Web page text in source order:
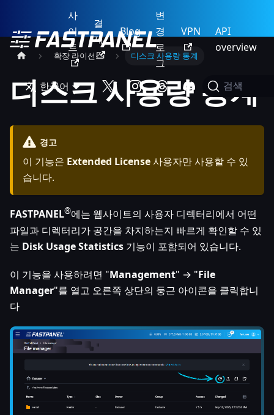
사
이
트
결
제
Blog
변
경
로
그
VPN
API
overview
한국어 검색
확장 라이선스 디스크 사용량 통계
디스크 사용량 통계
경고
이 기능은 Extended License사용자만 사용할 수 있
습니다.
FASTPANEL®에는 웹사이트의 사용자 디렉터리에서 어떤
파일과 디렉터리가 공간을 차지하는지 빠르게 확인할 수 있
는 Disk Usage Statistics 기능이 포함되어 있습니다.
이 기능을 사용하려면 "Management" → "File
Manager"를 열고 오른쪽 상단의 둥근 아이콘을 클릭합니
다